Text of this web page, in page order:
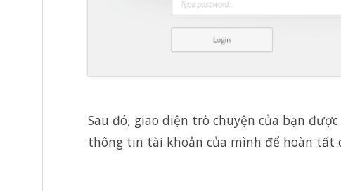
Sau đó, giao diện trò chuyện của bạn
thông tin tài khoản của mình để hoàn